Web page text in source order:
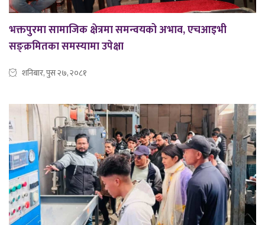
भक्तपुरमा सामाजिक क्षेत्रमा समन्वयको अभाव, एचआइभी
सङ्क्रमितका समस्यामा उपेक्षा
शनिबार, पुस २७, २०८१